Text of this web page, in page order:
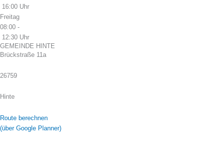
16:00 Uhr
Freitag
08:00 -
12:30 Uhr
GEMEINDE HINTE
Brückstraße 11a
26759
Hinte
Route berechnen
(über Google Planner)